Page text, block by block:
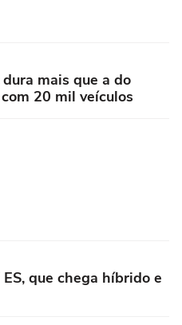
mais que a do
20 mil veículos
que chega híbrido e